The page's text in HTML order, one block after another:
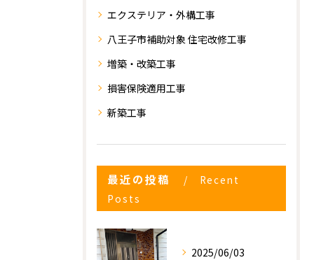
エクステリア・外構工事
八王子市補助対象 住宅改修工事
増築・改築工事
損害保険適用工事
新築工事
最近の投稿
Recent
Posts
2025/06/03
お気軽にお問い合わせください